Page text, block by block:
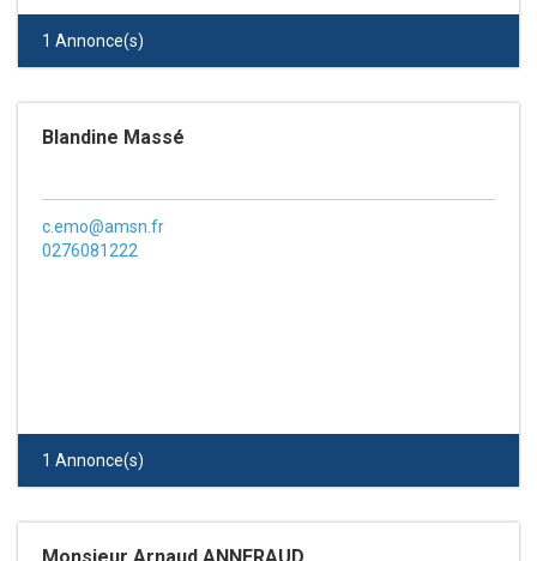
1 Annonce(s)
Blandine Massé
c.emo@amsn.fr
0276081222
1 Annonce(s)